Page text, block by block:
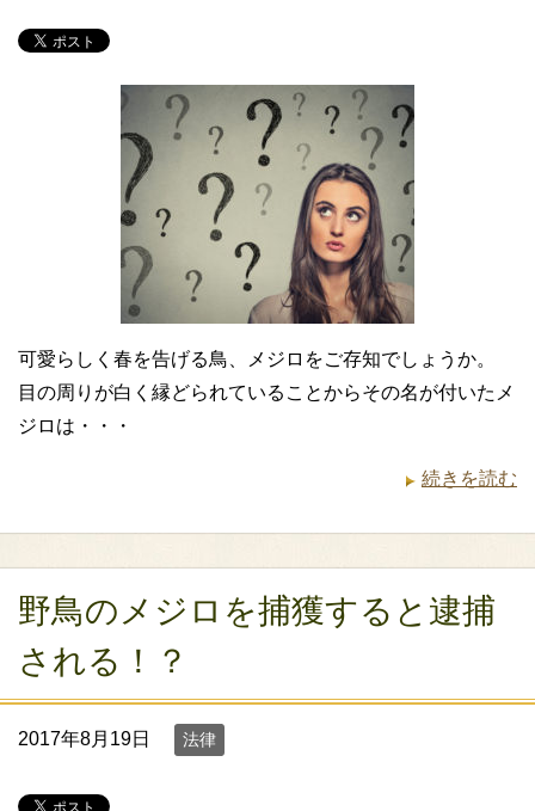
可愛らしく春を告げる鳥、メジロをご存知でしょうか。
目の周りが白く縁どられていることからその名が付いたメ
ジロは・・・
続きを読む
野鳥のメジロを捕獲すると逮捕
される！？
2017年8月19日 法律